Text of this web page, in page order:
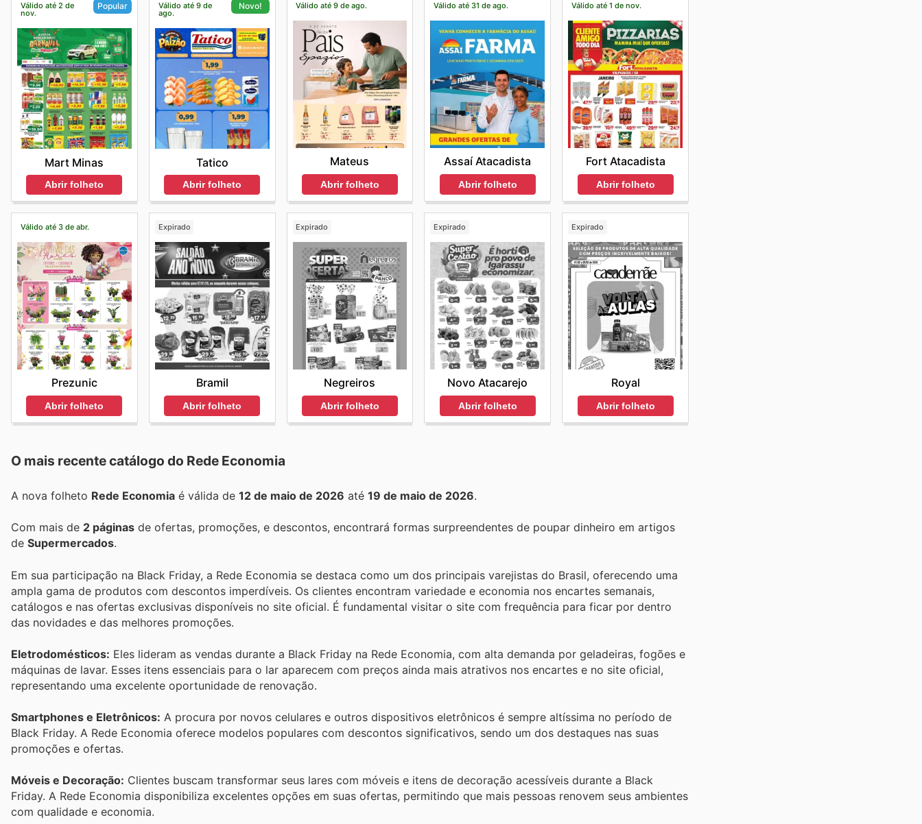
Válido até 2 de
nov.
Popular
Mart Minas
Abrir folheto
Válido até 9 de
ago.
Novo!
Tatico
Abrir folheto
Válido até 9 de ago.
Mateus
Abrir folheto
Válido até 31 de ago.
Assaí Atacadista
Abrir folheto
Válido até 1 de nov.
Fort Atacadista
Abrir folheto
Válido até 3 de abr.
Prezunic
Abrir folheto
Expirado
Bramil
Abrir folheto
Expirado
Negreiros
Abrir folheto
Expirado
Novo Atacarejo
Abrir folheto
Expirado
Royal
Abrir folheto
O mais recente catálogo do Rede Economia
A nova folheto Rede Economia é válida de 12 de maio de 2026 até 19 de maio de 2026.
Com mais de 2 páginas de ofertas, promoções, e descontos, encontrará formas surpreendentes de poupar dinheiro em artigos
de Supermercados.
Em sua participação na Black Friday, a Rede Economia se destaca como um dos principais varejistas do Brasil, oferecendo uma
ampla gama de produtos com descontos imperdíveis. Os clientes encontram variedade e economia nos encartes semanais,
catálogos e nas ofertas exclusivas disponíveis no site oficial. É fundamental visitar o site com frequência para ficar por dentro
das novidades e das melhores promoções.
Eletrodomésticos: Eles lideram as vendas durante a Black Friday na Rede Economia, com alta demanda por geladeiras, fogões e
máquinas de lavar. Esses itens essenciais para o lar aparecem com preços ainda mais atrativos nos encartes e no site oficial,
representando uma excelente oportunidade de renovação.
Smartphones e Eletrônicos: A procura por novos celulares e outros dispositivos eletrônicos é sempre altíssima no período de
Black Friday. A Rede Economia oferece modelos populares com descontos significativos, sendo um dos destaques nas suas
promoções e ofertas.
Móveis e Decoração: Clientes buscam transformar seus lares com móveis e itens de decoração acessíveis durante a Black
Friday. A Rede Economia disponibiliza excelentes opções em suas ofertas, permitindo que mais pessoas renovem seus ambientes
com qualidade e economia.